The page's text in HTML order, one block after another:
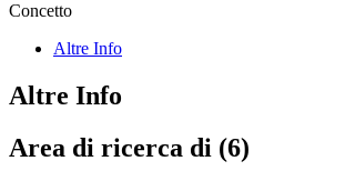
Concetto
Altre Info
Altre Info
Area di ricerca di (6)